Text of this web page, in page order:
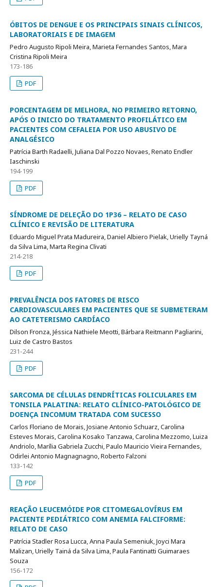
ÓBITOS DE DENGUE E OS PRINCIPAIS SINAIS CLÍNICOS,
LABORATORIAIS E DE IMAGEM
Pedro Augusto Ripoli Meira, Marieta Fernandes Santos, Mara
Cristina Ripoli Meira
173-186
PDF
PORCENTAGEM DE MELHORA, NO PRIMEIRO RETORNO,
APÓS O INICIO DO TRATAMENTO PROFILÁTICO EM
PACIENTES COM CEFALEIA POR USO ABUSIVO DE
ANALGÉSICO
Patrícia Barth Radaelli, Juliana Dal Pozzo Novaes, Renato Endler
Iaschinski
194-199
PDF
SÍNDROME DE DELEÇÃO DO 1P36 – RELATO DE CASO
CLÍNICO E REVISÃO DE LITERATURA
Eduardo Miguel Prata Madureira, Daniel Albiero Pielak, Urielly Tayná
da Silva Lima, Marta Regina Clivati
214-218
PDF
PREVALÊNCIA DOS FATORES DE RISCO
CARDIOVASCULARES EM PACIENTES QUE SE SUBMETERAM
AO CATETERISMO CARDÍACO
Dilson Fronza, Jéssica Nathiele Meotti, Bárbara Reitmann Pagliarini,
Luiz de Castro Bastos
231-244
PDF
SARCOMA DE CÉLULAS DENDRÍTICAS FOLICULARES EM
TONSILA PALATINA: RELATO CLÍNICO-PATOLÓGICO DE
DOENÇA INCOMUM TRATADA COM SUCESSO
Carlos Floriano de Morais, Josiane Antonio Schuarz, Carolina
Esteves Morais, Carolina Kosako Tanzawa, Carolina Mezzomo, Luiza
Andriolo, Marília Gabriela Zucchi, Paulo Mauricio Vieira Fernandes,
Odirlei Antonio Magnagnagno, Roberto Falzoni
133-142
PDF
REAÇÃO LEUCEMÓIDE POR CITOMEGALOVÍRUS EM
PACIENTE PEDIÁTRICO COM ANEMIA FALCIFORME:
RELATO DE CASO
Patrícia Stadler Rosa Lucca, Anna Paula Semeniuk, Joyci Mara
Malizan, Urielly Tainá da Silva Lima, Paula Fantinatti Guimaraes
Souza
156-172